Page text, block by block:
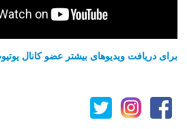
برای دریافت ویدیوهای بیشتر عضو کانال